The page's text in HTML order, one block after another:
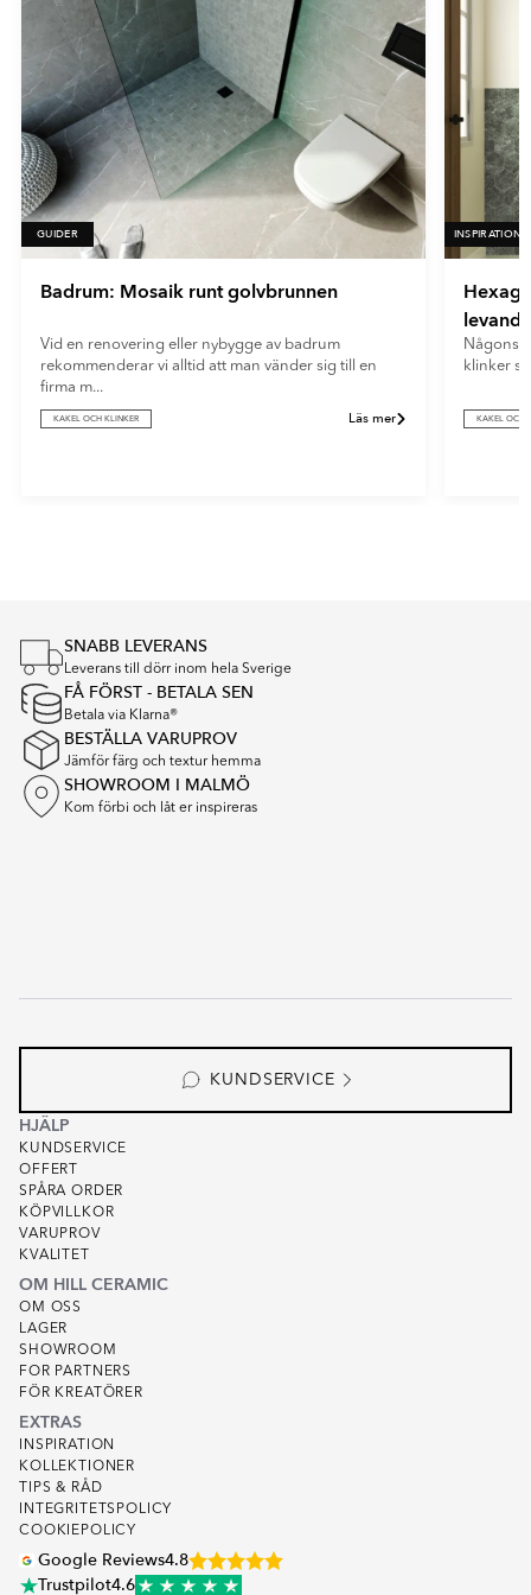
GUIDER
Badrum: Mosaik runt golvbrunnen
Vid en renovering eller nybygge av badrum
rekommenderar vi alltid att man vänder sig till en
firma m...
KAKEL OCH KLINKER Läs mer
INSPIRATION
klinker
KAKEL OCH
SNABB LEVERANS
Leverans till dörr inom hela Sverige
FÅ FÖRST - BETALA SEN
Betala via Klarna®
BESTÄLLA VARUPROV
Jämför färg och textur hemma
SHOWROOM I MALMÖ
Kom förbi och låt er inspireras
KUNDSERVICE
HJÄLP
KUNDSERVICE
OFFERT
SPÅRA ORDER
KÖPVILLKOR
VARUPROV
KVALITET
OM HILL CERAMIC
OM OSS
LAGER
SHOWROOM
FOR PARTNERS
FÖR KREATÖRER
EXTRAS
INSPIRATION
KOLLEKTIONER
TIPS & RÅD
INTEGRITETSPOLICY
COOKIEPOLICY
Google Reviews4.8
Trustpilot4.6